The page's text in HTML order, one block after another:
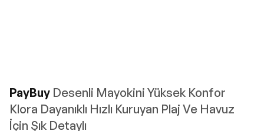
PayBuy Desenli Mayokini Yüksek Konfor
Klora Dayanıklı Hızlı Kuruyan Plaj Ve Havuz
İçin Şık Detaylı